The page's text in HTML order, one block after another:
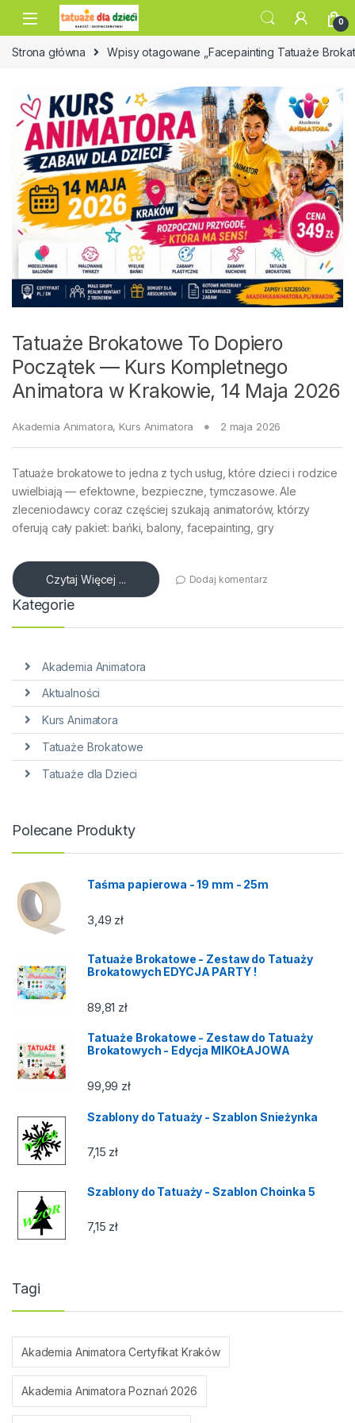
Skip to navigation
Skip to content
0
Strona główna Wpisy otagowane „Facepainting Tatuaże
Tatuaże Brokatowe To Dopiero
Początek — Kurs Kompletnego
Animatora w Krakowie, 14 Maja 2026
Akademia Animatora, Kurs Animatora 2 maja 2026
Tatuaże brokatowe to jedna z tych usług, które dzieci i rodzice
uwielbiają — efektowne, bezpieczne, tymczasowe. Ale
zleceniodawcy coraz częściej szukają animatorów, którzy
oferują cały pakiet: bańki, balony, facepainting, gry
Czytaj Więcej ... Dodaj komentarz
Kategorie
Akademia Animatora
Aktualności
Kurs Animatora
Tatuaże Brokatowe
Tatuaże dla Dzieci
Polecane Produkty
Taśma papierowa - 19 mm - 25m
3,49 zł
Tatuaże Brokatowe - Zestaw do Tatuaży
Brokatowych EDYCJA PARTY !
89,81 zł
Tatuaże Brokatowe - Zestaw do Tatuaży
Brokatowych - Edycja MIKOŁAJOWA
99,99 zł
Szablony do Tatuaży - Szablon Snieżynka
7,15 zł
Szablony do Tatuaży - Szablon Choinka 5
7,15 zł
Tagi
Akademia Animatora Certyfikat Kraków
Akademia Animatora Poznań 2026